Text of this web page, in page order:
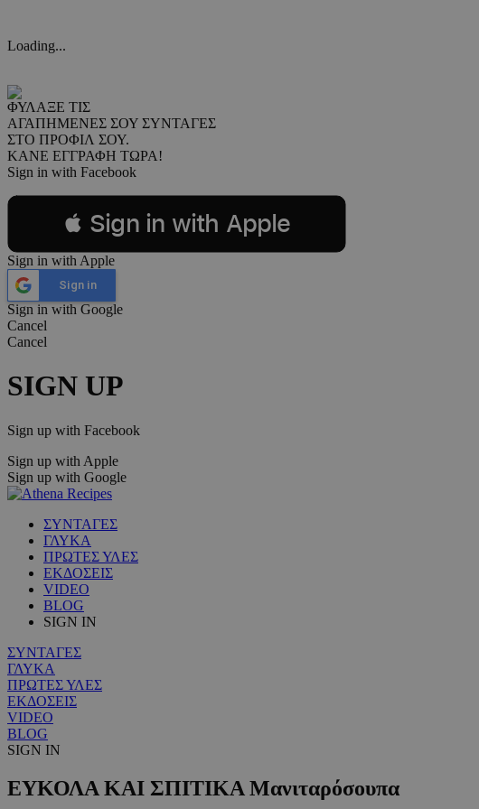
Loading...
ΦΥΛΑΞΕ ΤΙΣ
ΑΓΑΠΗΜΕΝΕΣ ΣΟΥ ΣΥΝΤΑΓΕΣ
ΣΤΟ ΠΡΟΦΙΛ ΣΟΥ.
ΚΑΝΕ ΕΓΓΡΑΦΗ ΤΩΡΑ!
Sign in with Facebook
 Sign in with Apple
Sign in with Apple
Sign in
Sign in with Google
Cancel
Cancel
SIGN UP
Sign up with Facebook
Sign up with Apple
Sign up with Google
ΣΥΝΤΑΓΕΣ
ΓΛΥΚΑ
ΠΡΩΤΕΣ ΥΛΕΣ
ΕΚΔΟΣΕΙΣ
VIDEO
BLOG
SIGN IN
ΣΥΝΤΑΓΕΣ
ΓΛΥΚΑ
ΠΡΩΤΕΣ ΥΛΕΣ
ΕΚΔΟΣΕΙΣ
VIDEO
BLOG
SIGN IN
ΕΥΚΟΛΑ ΚΑΙ ΣΠΙΤΙΚΑ Μανιταρόσουπα